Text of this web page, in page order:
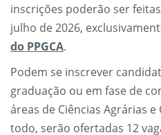
inscrições poderão ser
julho de 2026,
do PPGCA.
Podem se inscrever
graduação ou em fase de
áreas de Ciências Agrárias e
todo, serão ofertadas 12